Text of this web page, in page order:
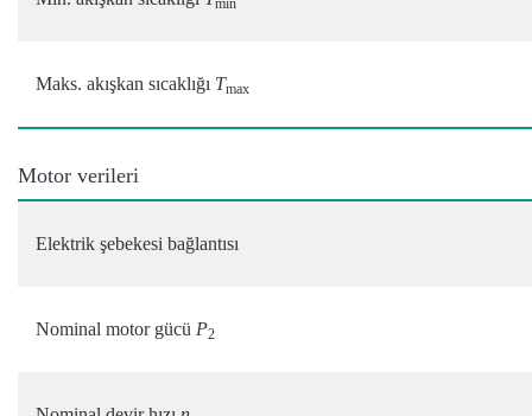
min
Maks. akışkan sıcaklığı Tmax
Motor verileri
Elektrik şebekesi bağlantısı
Nominal motor gücü P2